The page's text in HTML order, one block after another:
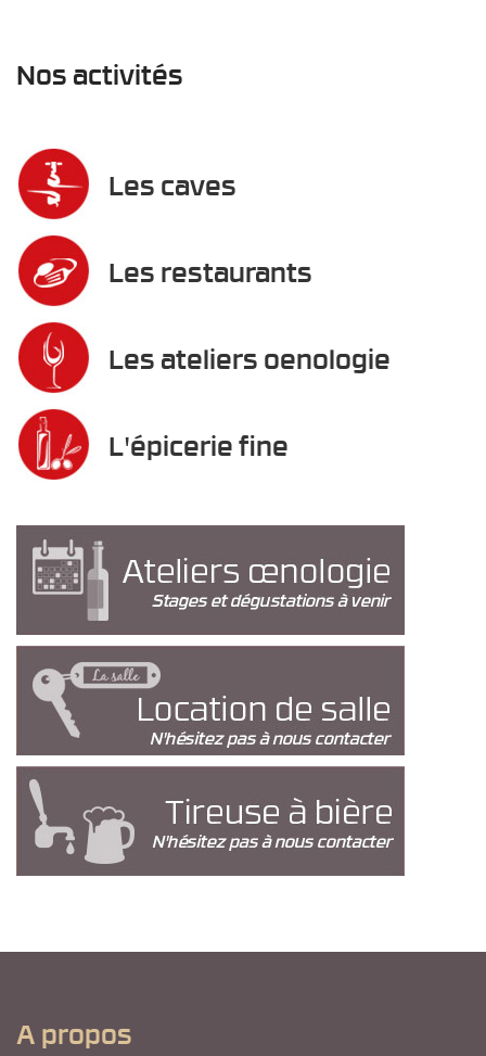
Nos activités
Les caves
Les restaurants
Les ateliers oenologie
L'épicerie fine
A propos